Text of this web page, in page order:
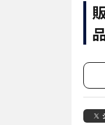
メルカートとは
売上を加速させる「AIエー
」を基盤に構築され